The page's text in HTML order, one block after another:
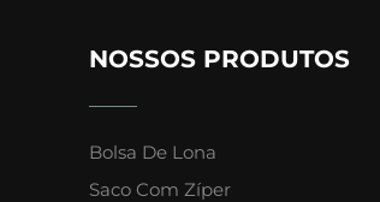
NOSSOS PRODUTOS
Bolsa De Lona
Saco Com Zíper